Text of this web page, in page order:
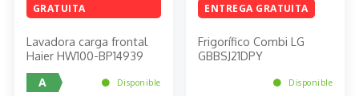
GRATUITA
Lavadora carga frontal
Haier HW100-BP14939
A Disponible
ENTREGA GRATUITA
Frigorífico Combi LG
GBBSJ21DPY
Disponible